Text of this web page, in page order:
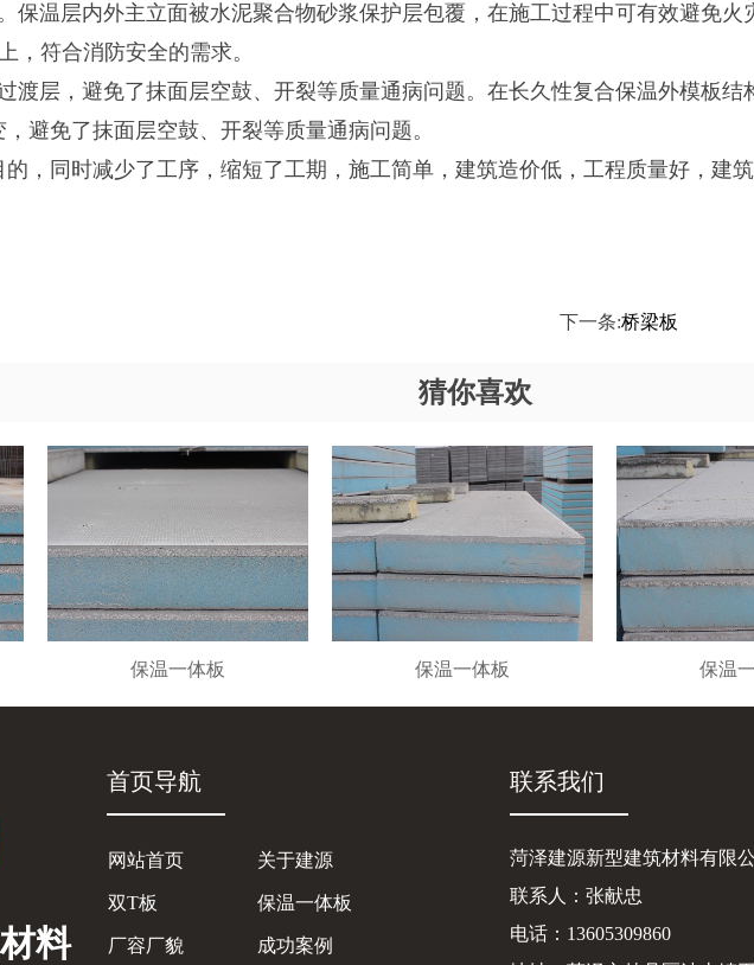
保温层内外主立面被水泥聚合物砂浆保护层包覆，在施工过程中可有效避免
，符合消防安全的需求。
渡层，避免了抹面层空鼓、开裂等质量通病问题。在长久性复合保温外模板
避免了抹面层空鼓、开裂等质量通病问题。
，同时减少了工序，缩短了工期，施工简单，建筑造价低，工程质量好，建筑
下一条:桥梁板
猜你喜欢
保温一体板 保温一体板 保温
料
首页导航
网站首页 关于建源
双T板 保温一体板
厂容厂貌 成功案例
联系我们
菏泽建源新型建筑材料有限
联系人：张献忠
电话：13605309860